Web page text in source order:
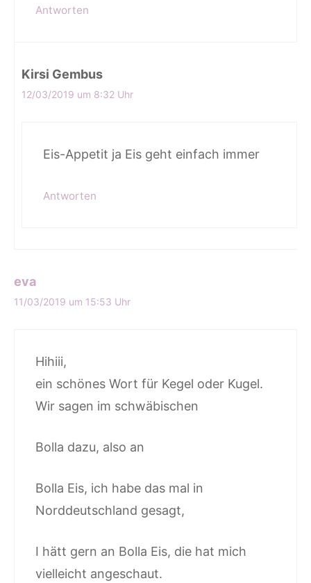
Antworten
Kirsi Gembus
12/03/2019 um 8:32 Uhr
Eis-Appetit ja Eis geht einfach immer
Antworten
eva
11/03/2019 um 15:53 Uhr
Hihiii,
ein schönes Wort für Kegel oder Kugel.
Wir sagen im schwäbischen
Bolla dazu, also an
Bolla Eis, ich habe das mal in
Norddeutschland gesagt,
I hätt gern an Bolla Eis, die hat mich
vielleicht angeschaut.